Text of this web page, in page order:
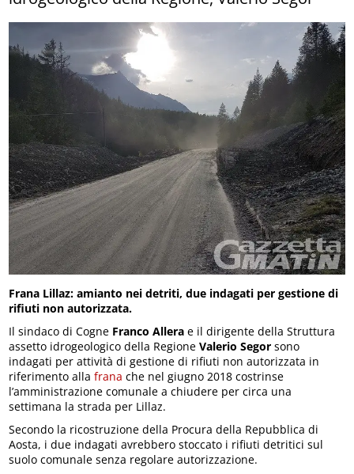
Frana Lillaz: amianto nei detriti, due indagati per gestione di
rifiuti non autorizzata.
Il sindaco di Cogne Franco Allera e il dirigente della Struttura
assetto idrogeologico della Regione Valerio Segor sono
indagati per attività di gestione di rifiuti non autorizzata in
riferimento allafrana che nel giugno 2018 costrinse
l’amministrazione comunale a chiudere per circa una
settimana la strada per Lillaz.
Secondo la ricostruzione della Procura della Repubblica di
Aosta, i due indagati avrebbero stoccato i rifiuti detritici sul
suolo comunale senza regolare autorizzazione.